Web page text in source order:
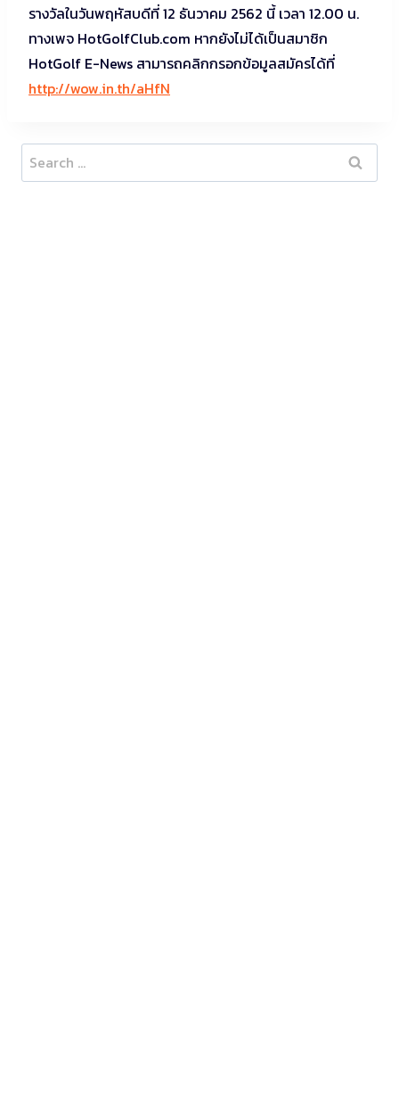
รางวัลในวันพฤหัสบดีที่ 12 ธันวาคม 2562 นี้ เวลา 12.00 น.
ทางเพจ HotGolfClub.com หากยังไม่ได้เป็นสมาชิก
HotGolf E-News สามารถคลิกกรอกข้อมูลสมัครได้ที่
http://wow.in.th/aHfN
Search
for: